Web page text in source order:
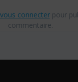
vous connecterpour
commentaire.